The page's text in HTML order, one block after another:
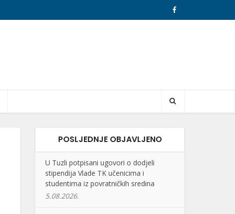
POSLJEDNJE OBJAVLJENO
U Tuzli potpisani ugovori o dodjeli
stipendija Vlade TK učenicima i
studentima iz povratničkih sredina
5.08.2026.